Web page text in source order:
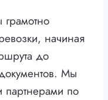
начиная
до
Мы
по